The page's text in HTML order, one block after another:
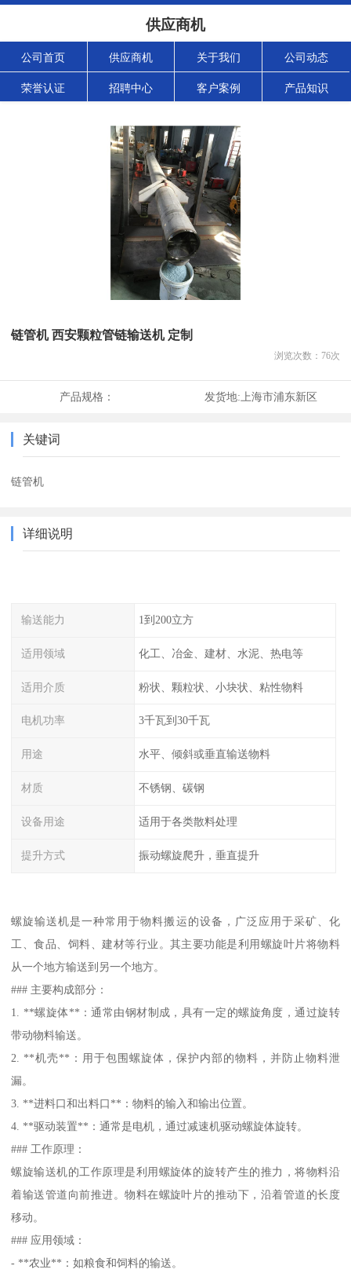
供应商机
公司首页 供应商机 关于我们 公司动态
荣誉认证 招聘中心 客户案例 产品知识
链管机 西安颗粒管链输送机 定制
浏览次数： 76次
产品规格： 发货地: 上海市浦东新区
关键词
链管机
详细说明
输送能力 1到200立方
适用领域 化工、冶金、建材、水泥、热电等
适用介质 粉状、颗粒状、小块状、粘性物料
电机功率 3千瓦到30千瓦
用途 水平、倾斜或垂直输送物料
材质 不锈钢、碳钢
设备用途 适用于各类散料处理
提升方式 振动螺旋爬升，垂直提升
螺旋输送机是一种常用于物料搬运的设备，广泛应用于采矿、化
工、食品、饲料、建材等行业。其主要功能是利用螺旋叶片将物料
从一个地方输送到另一个地方。
### 主要构成部分：
1. **螺旋体**：通常由钢材制成，具有一定的螺旋角度，通过旋转
带动物料输送。
2. **机壳**：用于包围螺旋体，保护内部的物料，并防止物料泄
漏。
3. **进料口和出料口**：物料的输入和输出位置。
4. **驱动装置**：通常是电机，通过减速机驱动螺旋体旋转。
### 工作原理：
螺旋输送机的工作原理是利用螺旋体的旋转产生的推力，将物料沿
着输送管道向前推进。物料在螺旋叶片的推动下，沿着管道的长度
移动。
### 应用领域：
- **农业**：如粮食和饲料的输送。